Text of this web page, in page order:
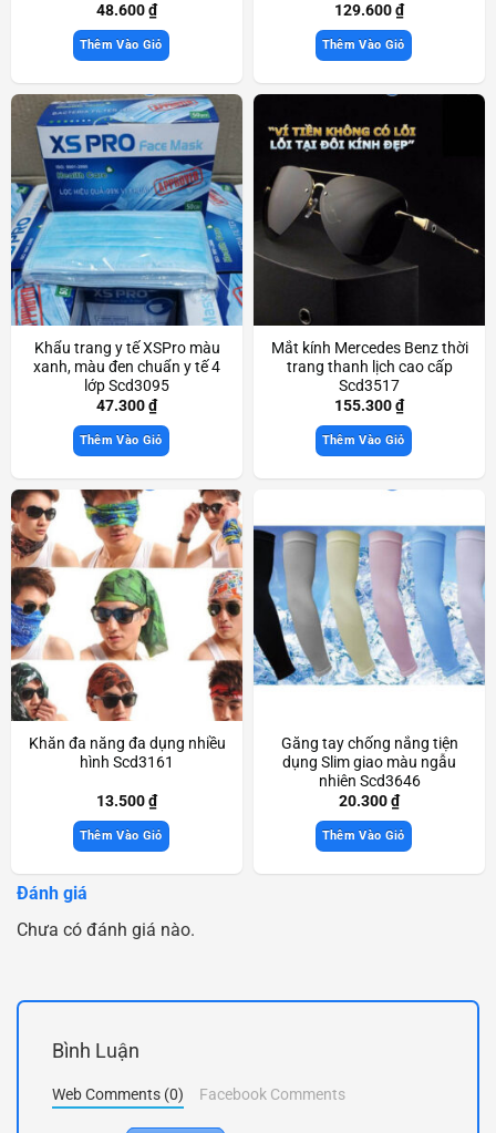
48.600₫
Thêm Vào Giỏ
129.600₫
Thêm Vào Giỏ
Khẩu trang y tế XSPro màu
xanh, màu đen chuẩn y tế 4
lớp Scd3095
47.300₫
Thêm Vào Giỏ
Mắt kính Mercedes Benz thời
trang thanh lịch cao cấp
Scd3517
155.300₫
Thêm Vào Giỏ
Khăn đa năng đa dụng nhiều
hình Scd3161
13.500₫
Thêm Vào Giỏ
Găng tay chống nắng tiện
dụng Slim giao màu ngẫu
nhiên Scd3646
20.300₫
Thêm Vào Giỏ
Đánh giá
Chưa có đánh giá nào.
Bình Luận
Web Comments (0) Facebook Comments